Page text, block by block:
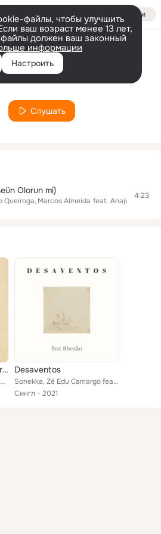
Войти
файлы, чтобы улучшить
ваш возраст менее 13 лет,
должен ваш законный
информации
Настроить
Исполнитель
Bhezão
Слушать
Olorun mi)
Queiroga Marcos Almeida feat. Anaju Barroso
4:23
Pro Teu Bem (O seün Olorun mi)
Rico Ayade, Estevão Queiroga, Marcos Almeida feat. anaju, Barroso Eus, Bhezão, Eddu Porto, Felipe Câmara, Fernando Malt, Gon, Gu...
Desaventos
Sonekka, Zé Edu Camargo feat. Bhezão
Сингл
2021